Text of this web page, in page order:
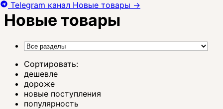
Новые товары
Сортировать:
дешевле
дороже
новые поступления
популярность
Telegram канал Новые товары →